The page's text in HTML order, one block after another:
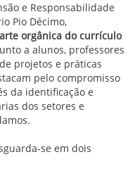
e Responsabilidade
Pio Décimo,
orgânica do currículo
a alunos, professores
projetos e práticas
pelo compromisso
da identificação e
dos setores e
se em dois